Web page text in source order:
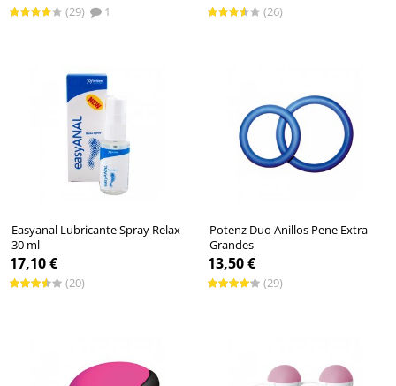
(29) 1 (26)
Easyanal Lubricante Spray Relax
30 ml
17,10 €
(20)
Potenz Duo Anillos Pene Extra
Grandes
13,50 €
(29)